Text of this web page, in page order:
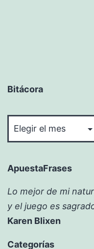
Bitácora
ApuestaFrases
Lo mejor de mi
y el juego es
Karen Blixen
Categorías